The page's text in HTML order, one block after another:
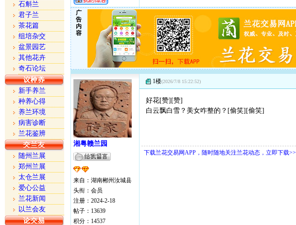
广
告
内
容
湘粤赣兰园
来自：湖南郴州汝城县
头衔：会员
注册：2024-2-18
帖子：13639
积分：14537
1楼(2026/7/8 15:22:52)
好花[赞][赞]
白云飘白雪？美女咋整的？[偷笑][偷笑]
下载兰花交易网APP，随时随地关注兰花动态，立即下载>>
石斛兰
君子兰
茶花篇
组培杂交
盆景园艺
其他花卉
奇石论坛
新手养兰
种养心得
养兰环境
病害诊断
兰花鉴辨
随州兰展
郑州兰展
太仓兰展
爱心公益
兰花新闻
以兰会友